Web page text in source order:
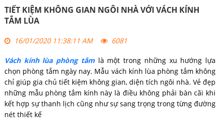
TIẾT KIỆM KHÔNG GIAN NGÔI NHÀ VỚI VÁCH KÍNH
TẮM LÙA
16/01/2020 11:38:11 AM 6081
Vách kính lùa phòng tắmlà một trong những xu hướng lựa
chọn phòng tắm ngày nay. Mẫu vách kính lùa phòng tắm không
chỉ giúp gia chủ tiết kiệm không gian, diện tích ngôi nhà. Vẻ đẹp
những mẫu phòng tắm kính này là điều không phải bàn cãi khi
kết hợp sự thanh lịch cũng như sự sang trọng trong từng đường
nét thiết kế